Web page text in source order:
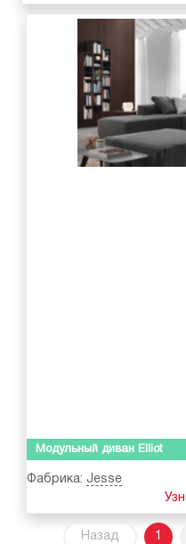
Модульный диван Elliot
Фабрика: Jesse
Назад 1